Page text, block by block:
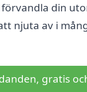
din
njuta av i
gratis